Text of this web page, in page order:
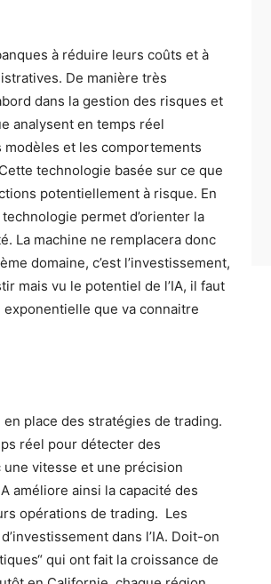
à réduire leurs coûts et à
De manière très
dans la gestion des risques et
analysent en temps réel
et les comportements
technologie basée sur ce que
potentiellement à risque. En
permet d’orienter la
La machine ne remplacera donc
domaine, c’est l’investissement,
mais vu le potentiel de l’IA, il faut
que va connaitre
place des stratégies de trading.
réel pour détecter des
vitesse et une précision
améliore ainsi la capacité des
opérations de trading. Les
dans l’IA. Doit-on
qui ont fait la croissance de